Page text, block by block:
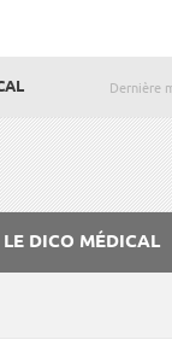
Dernière
DICO MÉDICAL